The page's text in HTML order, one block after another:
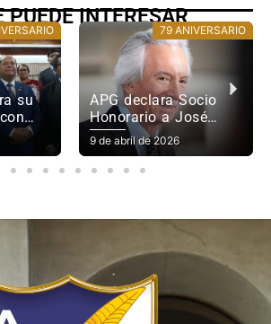
PUEDE INTERESAR
su
a
y
79 ANIVERSARIO
APG declara Socio
Honorario a José
Rubén Zamora
Marroquín en su 79
aniversario
9 de abril de 2026